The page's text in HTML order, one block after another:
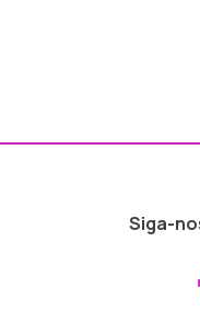
Siga-